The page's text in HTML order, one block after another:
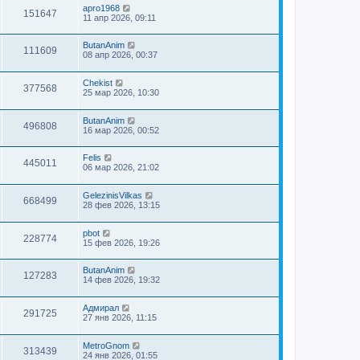
151647
apro1968
11 апр 2026, 09:11
111609
ButanAnim
08 апр 2026, 00:37
377568
Chekist
25 мар 2026, 10:30
496808
ButanAnim
16 мар 2026, 00:52
445011
Felis
06 мар 2026, 21:02
668499
GelezinisVilkas
28 фев 2026, 13:15
228774
pbot
15 фев 2026, 19:26
127283
ButanAnim
14 фев 2026, 19:32
291725
Адмирал
27 янв 2026, 11:15
313439
MetroGnom
24 янв 2026, 01:55